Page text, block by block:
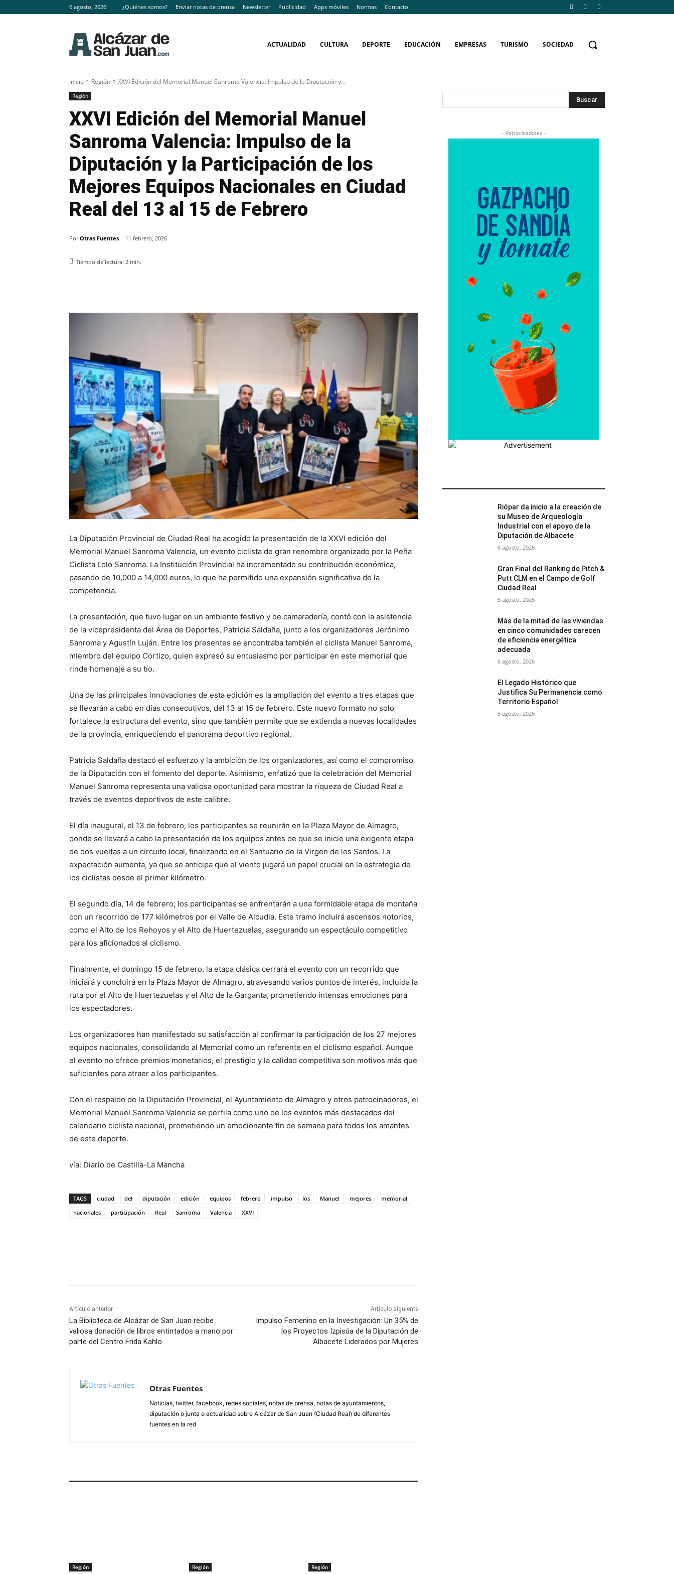
6 agosto, 2026 ¿Quiénes somos? Enviar notas de prensa Newsletter Publicidad Apps móviles Normas Contacto
ACTUALIDAD CULTURA DEPORTE EDUCACIÓN EMPRESAS TURISMO SOCIEDAD
Inicio Región XXVI Edición del Memorial Manuel Sanroma Valencia: Impulso de la Diputación y...
Región
XXVI Edición del Memorial Manuel
Sanroma Valencia: Impulso de la
Diputación y la Participación de los
Mejores Equipos Nacionales en Ciudad
Real del 13 al 15 de Febrero
Por Otras Fuentes 11 febrero, 2026
Tiempo de lectura: 2 min.
La Diputación Provincial de Ciudad Real ha acogido la presentación de la XXVI edición del
Memorial Manuel Sanroma Valencia, un evento ciclista de gran renombre organizado por la Peña
Ciclista Lolo Sanroma. La Institución Provincial ha incrementado su contribución económica,
pasando de 10,000 a 14,000 euros, lo que ha permitido una expansión significativa de la
competencia.
La presentación, que tuvo lugar en un ambiente festivo y de camaradería, contó con la asistencia
de la vicepresidenta del Área de Deportes, Patricia Saldaña, junto a los organizadores Jerónimo
Sanroma y Agustín Luján. Entre los presentes se encontraba también el ciclista Manuel Sanroma,
miembro del equipo Cortizo, quien expresó su entusiasmo por participar en este memorial que
rinde homenaje a su tío.
Una de las principales innovaciones de esta edición es la ampliación del evento a tres etapas que
se llevarán a cabo en días consecutivos, del 13 al 15 de febrero. Este nuevo formato no solo
fortalece la estructura del evento, sino que también permite que se extienda a nuevas localidades
de la provincia, enriqueciendo el panorama deportivo regional.
Patricia Saldaña destacó el esfuerzo y la ambición de los organizadores, así como el compromiso
de la Diputación con el fomento del deporte. Asimismo, enfatizó que la celebración del Memorial
Manuel Sanroma representa una valiosa oportunidad para mostrar la riqueza de Ciudad Real a
través de eventos deportivos de este calibre.
El día inaugural, el 13 de febrero, los participantes se reunirán en la Plaza Mayor de Almagro,
donde se llevará a cabo la presentación de los equipos antes de que se inicie una exigente etapa
de dos vueltas a un circuito local, finalizando en el Santuario de la Virgen de los Santos. La
expectación aumenta, ya que se anticipa que el viento jugará un papel crucial en la estrategia de
los ciclistas desde el primer kilómetro.
El segundo día, 14 de febrero, los participantes se enfrentarán a una formidable etapa de montaña
con un recorrido de 177 kilómetros por el Valle de Alcudia. Este tramo incluirá ascensos notorios,
como el Alto de los Rehoyos y el Alto de Huertezuelas, asegurando un espectáculo competitivo
para los aficionados al ciclismo.
Finalmente, el domingo 15 de febrero, la etapa clásica cerrará el evento con un recorrido que
iniciará y concluirá en la Plaza Mayor de Almagro, atravesando varios puntos de interés, incluida la
ruta por el Alto de Huertezuelas y el Alto de la Garganta, prometiendo intensas emociones para
los espectadores.
Los organizadores han manifestado su satisfacción al confirmar la participación de los 27 mejores
equipos nacionales, consolidando al Memorial como un referente en el ciclismo español. Aunque
el evento no ofrece premios monetarios, el prestigio y la calidad competitiva son motivos más que
suficientes para atraer a los participantes.
Con el respaldo de la Diputación Provincial, el Ayuntamiento de Almagro y otros patrocinadores, el
Memorial Manuel Sanroma Valencia se perfila como uno de los eventos más destacados del
calendario ciclista nacional, prometiendo un emocionante fin de semana para todos los amantes
de este deporte.
vía: Diario de Castilla-La Mancha
TAGS ciudad del diputación edición equipos febrero impulso los Manuel mejores
memorial
nacionales
participación Real Sanroma Valencia XXVI
Artículo anterior
La Biblioteca de Alcázar de San Juan recibe
valiosa donación de libros entintados a mano por
parte del Centro Frida Kahlo
Artículo siguiente
Impulso Femenino en la Investigación: Un 35% de
los Proyectos Izpisúa de la Diputación de
Albacete Liderados por Mujeres
Otras Fuentes
Noticias, twitter, facebook, redes sociales, notas de prensa, notas de ayuntamientos,
diputación o junta o actualidad sobre Alcázar de San Juan (Ciudad Real) de diferentes
fuentes en la red
Región Región Región
Buscar
- Patrocinadores -
Riópar da inicio a la creación de
su Museo de Arqueología
Industrial con el apoyo de la
Diputación de Albacete
6 agosto, 2026
Gran Final del Ranking de Pitch &
Putt CLM en el Campo de Golf
Ciudad Real
6 agosto, 2026
Más de la mitad de las viviendas
en cinco comunidades carecen
de eficiencia energética
adecuada
6 agosto, 2026
El Legado Histórico que
Justifica Su Permanencia como
Territorio Español
6 agosto, 2026